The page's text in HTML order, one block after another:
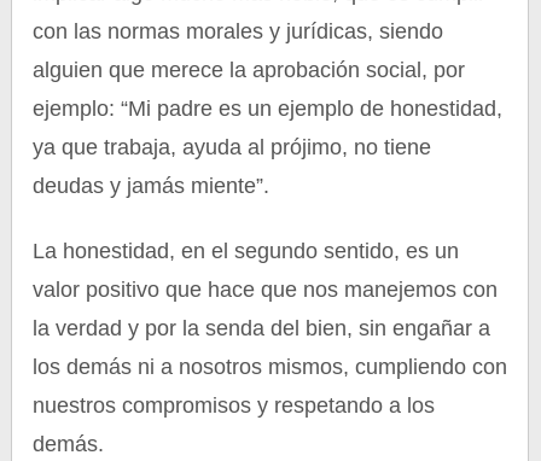
con las normas morales y jurídicas, siendo
alguien que merece la aprobación social, por
ejemplo: “Mi padre es un ejemplo de honestidad,
ya que trabaja, ayuda al prójimo, no tiene
deudas y jamás miente”.
La honestidad, en el segundo sentido, es un
valor positivo que hace que nos manejemos con
la verdad y por la senda del bien, sin engañar a
los demás ni a nosotros mismos, cumpliendo con
nuestros compromisos y respetando a los
demás.